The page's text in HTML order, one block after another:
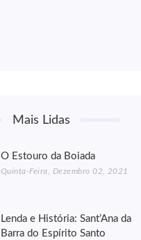
Mais Lidas
O Estouro da Boiada
Quinta-Feira, Dezembro 02, 2021
Lenda e História: Sant’Ana da
Barra do Espírito Santo